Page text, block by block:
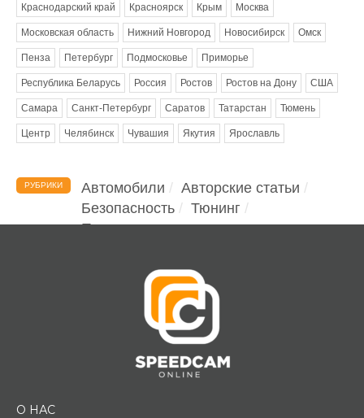
Краснодарский край Красноярск Крым Москва
Московская область Нижний Новгород Новосибирск Омск
Пенза Петербург Подмосковье Приморье
Республика Беларусь Россия Ростов Ростов на Дону США
Самара Санкт-Петербург Саратов Татарстан Тюмень
Центр Челябинск Чувашия Якутия Ярославль
РУБРИКИ Автомобили
Авторские статьи
Безопасность
Тюнинг
Помощь водителю
О НАС